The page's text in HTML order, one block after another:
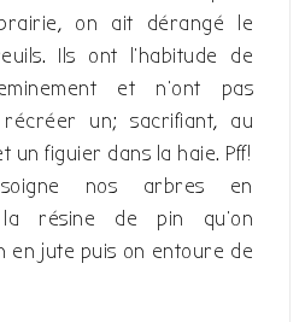
on ait dérangé le
Ils ont l’habitude de
et n’ont pas
un; sacrifiant, au
un figuier dans la haie. Pff!
nos arbres en
la résine de pin qu’on
en jute puis on entoure de